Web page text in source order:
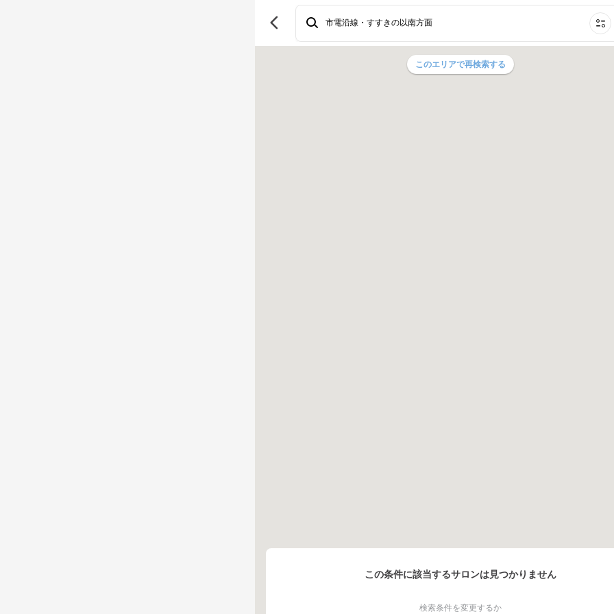
市電沿線・すすきの以南方面
このエリアで再検索する
この条件に該当するサロンは見つかりません
検索条件を変更するか